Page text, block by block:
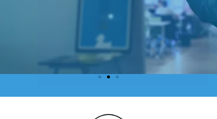
Realizamos cualquier tipo de software para optimizar
los procesos en tu empresa, y así llevar un control
óptimo de forma rápida y eficiente, se puede
personalizar exclusivamente para tu negocio o utilizar
software ya diseñados y estandarizados.
COTIZAR SOFTWARE